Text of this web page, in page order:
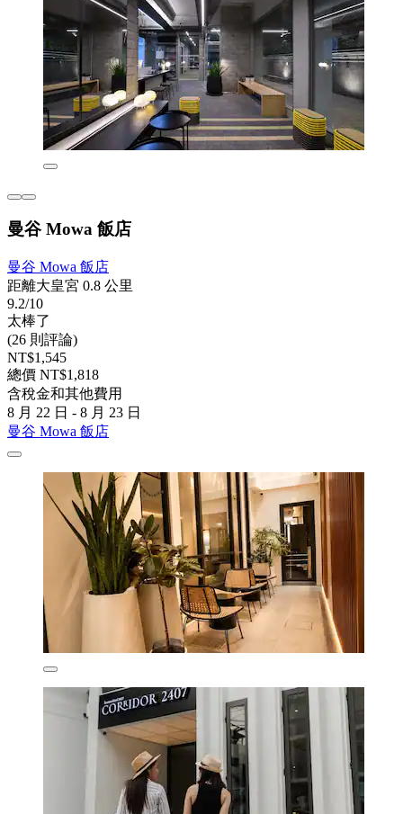
曼谷 Mowa 飯店
曼谷 Mowa 飯店
距離大皇宮 0.8 公里
9.2/10
太棒了
(26 則評論)
NT$1,545
總價 NT$1,818
含稅金和其他費用
8 月 22 日 - 8 月 23 日
曼谷 Mowa 飯店